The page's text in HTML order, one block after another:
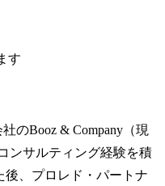
のBooz & Company（現
ンサルティング経験を積
、プロレド・パートナ